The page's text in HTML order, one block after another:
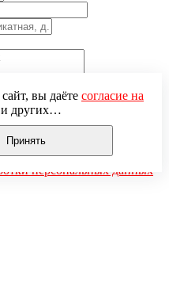
вы даёте
и подтверждаете
персональных данных
вы даёте согласие на
IP-адрес, сведения о
на сайте и т. п.)
проведения
(например,
с нашей
данные обрабатывались,
или покиньте сайт.
Принять